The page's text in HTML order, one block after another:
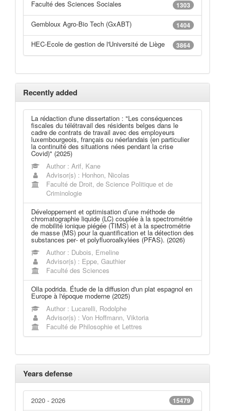
Faculté des Sciences Sociales 1303
Gembloux Agro-Bio Tech (GxABT) 1404
HEC-Ecole de gestion de l'Université de Liège 3864
Recently added
La rédaction d'une dissertation : "Les conséquences
fiscales du télétravail des résidents belges dans le
cadre de contrats de travail avec des employeurs
luxembourgeois, français ou néerlandais (en particulier
la continuité des situations nées pendant la crise
Covid)" (2025)
Author : Arif, Kane
Advisor(s) : Honhon, Nicolas
Faculté de Droit, de Science Politique et de
Criminologie
Développement et optimisation d’une méthode de
chromatographie liquide (LC) couplée à la spectrométrie
de mobilité ionique piégée (TIMS) et à la spectrométrie
de masse (MS) pour la quantification et la détection des
substances per‑ et polyfluoroalkylées (PFAS). (2026)
Author : Dubois, Emeline
Advisor(s) : Eppe, Gauthier
Faculté des Sciences
Olla podrida. Étude de la diffusion d'un plat espagnol en
Europe à l'époque moderne (2025)
Author : Lucarelli, Rodolphe
Advisor(s) : Von Hoffmann, Viktoria
Faculté de Philosophie et Lettres
Years defense
15479
2020 - 2026